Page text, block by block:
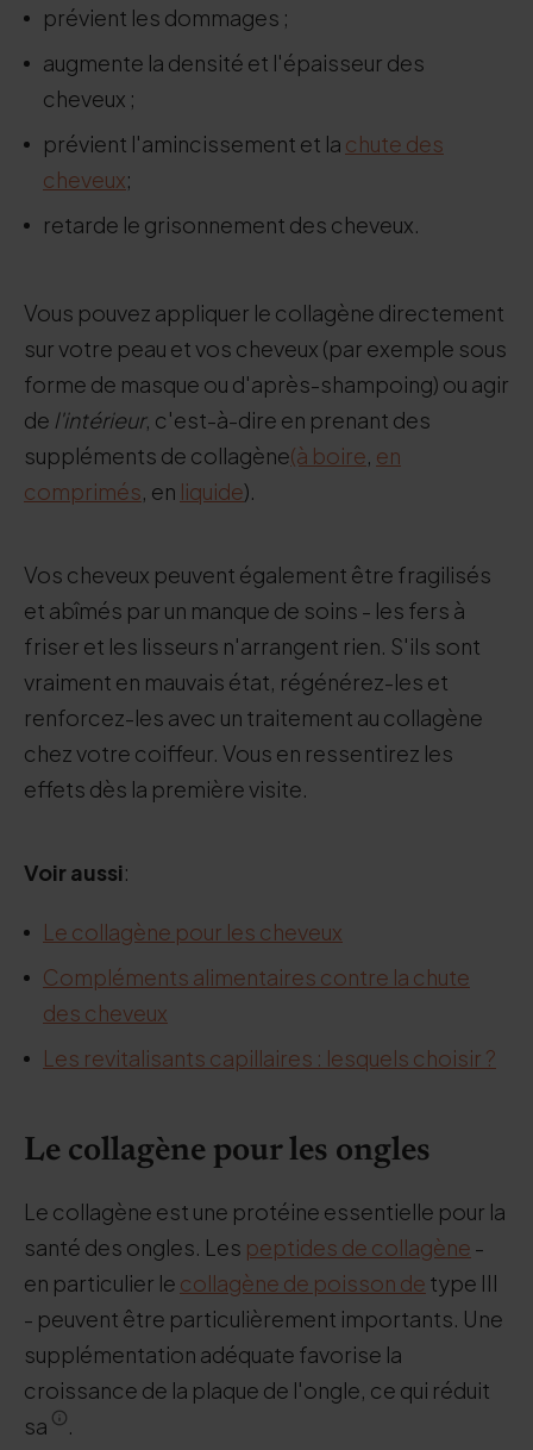
prévient les dommages ;
augmente la densité et l'épaisseur des
cheveux ;
prévient l'amincissement et la chute des
cheveux;
retarde le grisonnement des cheveux.
Vous pouvez appliquer le collagène directement
sur votre peau et vos cheveux (par exemple sous
forme de masque ou d'après-shampoing) ou agir
de l'intérieur, c'est-à-dire en prenant des
suppléments de collagène(à boire, en
comprimés, en liquide).
Vos cheveux peuvent également être fragilisés
et abîmés par un manque de soins - les fers à
friser et les lisseurs n'arrangent rien. S'ils sont
vraiment en mauvais état, régénérez-les et
renforcez-les avec un traitement au collagène
chez votre coiffeur. Vous en ressentirez les
effets dès la première visite.
Voir aussi:
Le collagène pour les cheveux
Compléments alimentaires contre la chute
des cheveux
Les revitalisants capillaires : lesquels choisir ?
Le collagène pour les ongles
Le collagène est une protéine essentielle pour la
santé des ongles. Les peptides de collagène -
en particulier le collagène de poisson de type III
- peuvent être particulièrement importants. Une
supplémentation adéquate favorise la
croissance de la plaque de l'ongle, ce qui réduit
sa
.